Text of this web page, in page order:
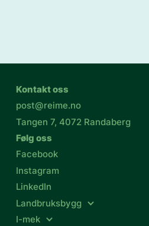
Kontakt oss
post@reime.no
Tangen 7, 4072 Randaberg
Følg oss
Facebook
Instagram
LinkedIn
Landbruksbygg
I-mek